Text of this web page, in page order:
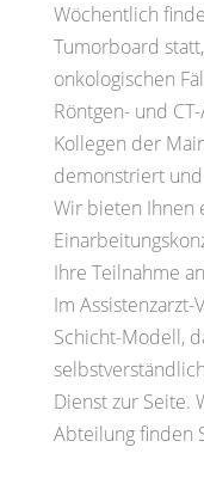
Wöchentlich
Tumorboard
onkologischen
Röntgen- und
Kollegen der
demonstriert
Wir bieten Ihnen
Ihre Teilnahme
Im
Schicht-Modell,
Dienst zur Seite.
Abteilung finden